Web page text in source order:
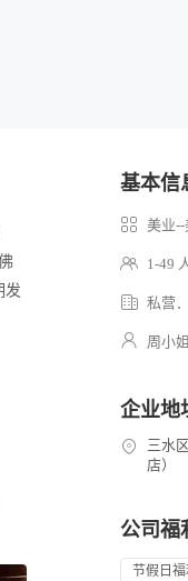
发
基本信
美业--
1-49
私营
周小姐
企业地
三水
店）
公司福
节假日福